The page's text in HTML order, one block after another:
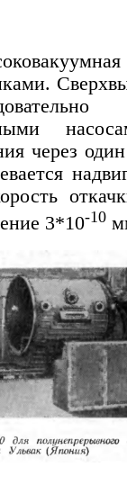
через
3*10-10